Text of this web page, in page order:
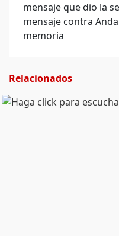
mensaje que dio la
mensaje contra
memoria
Relacionados